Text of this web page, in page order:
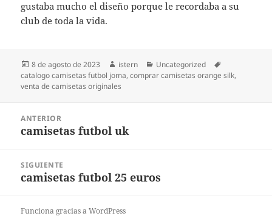
gustaba mucho el diseño porque le recordaba a su
club de toda la vida.
Publicado
el
8 de agosto de 2023 Autor
istern Categorías
Uncategorized
catalogo camisetas futbol joma,comprar camisetas orange silk,
venta de camisetas originales
entradas
ANTERIOR
Entrada
camisetas futbol uk
SIGUIENTE
Entrada
camisetas futbol 25 euros
Funciona gracias a WordPress